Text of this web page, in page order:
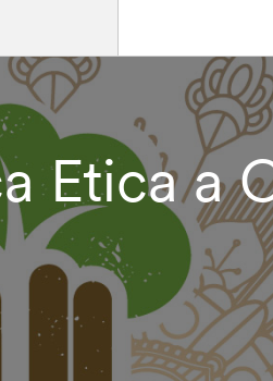
Etica a